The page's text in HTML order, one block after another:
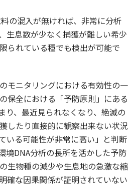
の混入が無ければ、非常に分析
生息数が少なく捕獲が難しい希少
られている種でも検出が可能で
モニタリングにおける有効性の一
保全における「予防原則」にある
り、最近見られなくなり、絶滅の
したり直接的に観察出来ない状況
いる可能性が非常に高い」と判断
境DNA分析の長所を活かした予防
生物種の減少や生息地の急激な縮
確な因果関係が証明されていない